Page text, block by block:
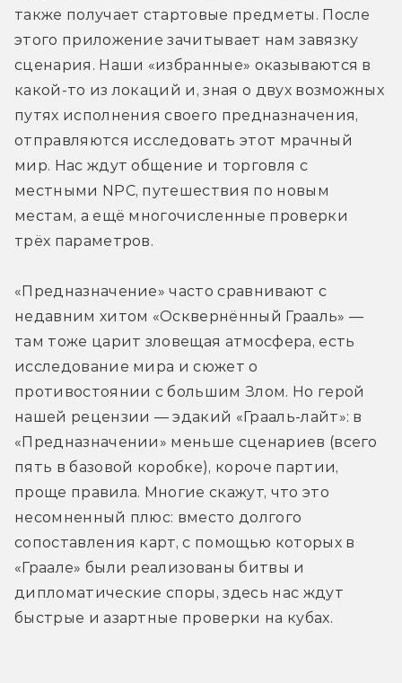
также получает стартовые предметы. После
этого приложение зачитывает нам завязку
сценария. Наши «избранные» оказываются в
какой-то из локаций и, зная о двух возможных
путях исполнения своего предназначения,
отправляются исследовать этот мрачный
мир. Нас ждут общение и торговля с
местными NPC, путешествия по новым
местам, а ещё многочисленные проверки
трёх параметров.
«Предназначение» часто сравнивают с
недавним хитом «Осквернённый Грааль» —
там тоже царит зловещая атмосфера, есть
исследование мира и сюжет о
противостоянии с большим Злом. Но герой
нашей рецензии — эдакий «Грааль-лайт»: в
«Предназначении» меньше сценариев (всего
пять в базовой коробке), короче партии,
проще правила. Многие скажут, что это
несомненный плюс: вместо долгого
сопоставления карт, с помощью которых в
«Граале» были реализованы битвы и
дипломатические споры, здесь нас ждут
быстрые и азартные проверки на кубах.